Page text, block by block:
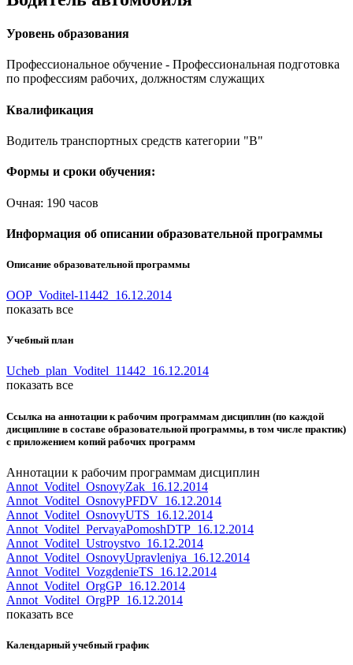
Уровень образования
Профессиональное обучение - Профессиональная подготовка
по профессиям рабочих, должностям служащих
Квалификация
Водитель транспортных средств категории "В"
Формы и сроки обучения:
Очная: 190 часов
Информация об описании образовательной программы
Описание образовательной программы
OOP_Voditel-11442_16.12.2014
показать все
Учебный план
Ucheb_plan_Voditel_11442_16.12.2014
показать все
Ссылка на аннотации к рабочим программам дисциплин (по каждой
дисциплине в составе образовательной программы, в том числе практик)
с приложением копий рабочих программ
Аннотации к рабочим программам дисциплин
Annot_Voditel_OsnovyZak_16.12.2014
Annot_Voditel_OsnovyPFDV_16.12.2014
Annot_Voditel_OsnovyUTS_16.12.2014
Annot_Voditel_PervayaPomoshDTP_16.12.2014
Annot_Voditel_Ustroystvo_16.12.2014
Annot_Voditel_OsnovyUpravleniya_16.12.2014
Annot_Voditel_VozgdenieTS_16.12.2014
Annot_Voditel_OrgGP_16.12.2014
Annot_Voditel_OrgPP_16.12.2014
показать все
Календарный учебный график